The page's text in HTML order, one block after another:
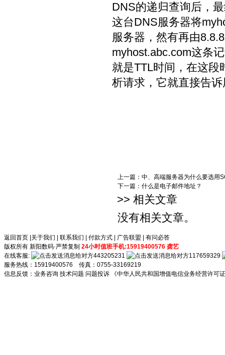
DNS的递归查询后，
这台DNS服务器将
服务器，然有再由
myhost.abc.com这条
就是TTL时间，在这段
析请求，它就直接告
上一篇： 中、高端服务器为什么要选用
下一篇： 什么是电子邮件地址？
>> 相关文章
没有相关文章。
返回首页 关于我们 联系我们 付款方式 广告联盟
有问必答
版权所有 新阳数码·严禁复制 24小时值班手机:15919400576 龚艺
在线客服:
443205231
117659329
服务热线：15919400576 传真：0755-33169219
信息反馈： 业务咨询 技术问题 问题投诉 《中华人民共和国增值电信业务经营许可